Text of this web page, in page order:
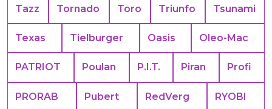
Tazz Tornado Toro Triunfo Tsunami
Texas Tielburger Oasis Oleo-Mac
PATRIOT Poulan P.I.T. Piran Profi
PRORAB Pubert RedVerg RYOBI